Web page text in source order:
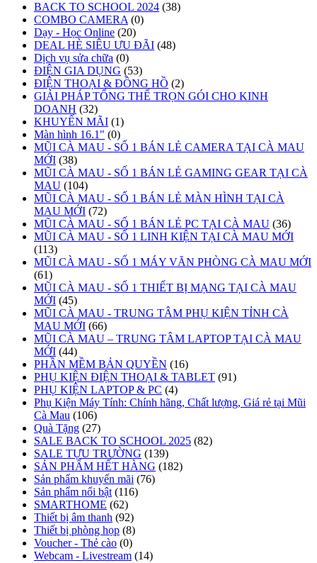
BACK TO SCHOOL 2024 (38)
COMBO CAMERA (0)
Dạy - Học Online (20)
DEAL HÈ SIÊU ƯU ĐÃI (48)
Dịch vụ sửa chữa (0)
ĐIỆN GIA DỤNG (53)
ĐIỆN THOẠI & ĐỒNG HỒ (2)
GIẢI PHÁP TỔNG THỂ TRỌN GÓI CHO KINH
DOANH (32)
KHUYẾN MÃI (1)
Màn hình 16.1" (0)
MŨI CÀ MAU - SỐ 1 BÁN LẺ CAMERA TẠI CÀ MAU
MỚI (38)
MŨI CÀ MAU - SỐ 1 BÁN LẺ GAMING GEAR TẠI CÀ
MAU (104)
MŨI CÀ MAU - SỐ 1 BÁN LẺ MÀN HÌNH TẠI CÀ
MAU MỚI (72)
MŨI CÀ MAU - SỐ 1 BÁN LẺ PC TẠI CÀ MAU (36)
MŨI CÀ MAU - SỐ 1 LINH KIỆN TẠI CÀ MAU MỚI
(113)
MŨI CÀ MAU - SỐ 1 MÁY VĂN PHÒNG CÀ MAU MỚI
(61)
MŨI CÀ MAU - SỐ 1 THIẾT BỊ MẠNG TẠI CÀ MAU
MỚI (45)
MŨI CÀ MAU - TRUNG TÂM PHỤ KIỆN TỈNH CÀ
MAU MỚI (66)
MŨI CÀ MAU – TRUNG TÂM LAPTOP TẠI CÀ MAU
MỚI (44)
PHẦN MỀM BẢN QUYỀN (16)
PHỤ KIỆN ĐIỆN THOẠI & TABLET (91)
PHỤ KIỆN LAPTOP & PC (4)
Phụ Kiện Máy Tính: Chính hãng, Chất lượng, Giá rẻ tại Mũi
Cà Mau (106)
Quà Tặng (27)
SALE BACK TO SCHOOL 2025 (82)
SALE TỰU TRƯỜNG (139)
SẢN PHẨM HẾT HÀNG (182)
Sản phẩm khuyến mãi (76)
Sản phẩm nổi bật (116)
SMARTHOME (62)
Thiết bị âm thanh (92)
Thiết bị phòng họp (8)
Voucher - Thẻ cào (0)
Webcam - Livestream (14)